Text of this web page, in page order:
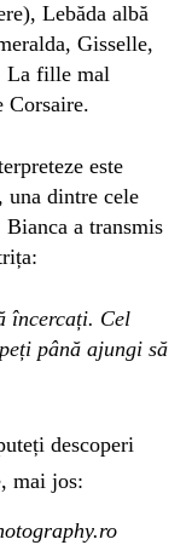
), Lebăda albă
Gisselle,
La fille mal
Corsaire.
este
, una dintre cele
a transmis
încercați. Cel
până ajungi să
descoperi
mai jos: